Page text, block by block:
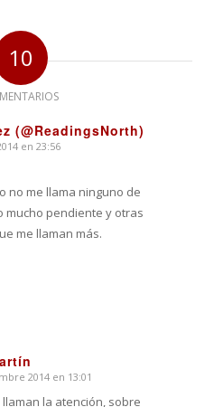
10
(@ReadingsNorth)
en 23:56
no me llama ninguno de
mucho pendiente y otras
me llaman más.
2014 en 13:01
llaman la atención, sobre